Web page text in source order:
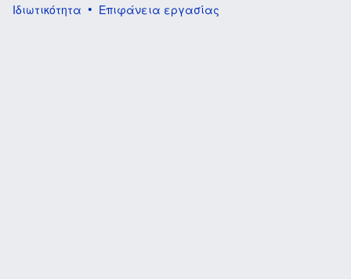
Ιδιωτικότητα
Επιφάνεια εργασίας